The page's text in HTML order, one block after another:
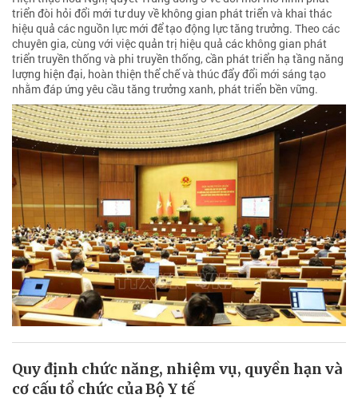
triển đòi hỏi đổi mới tư duy về không gian phát triển và khai thác
hiệu quả các nguồn lực mới để tạo động lực tăng trưởng. Theo các
chuyên gia, cùng với việc quản trị hiệu quả các không gian phát
triển truyền thống và phi truyền thống, cần phát triển hạ tầng năng
lượng hiện đại, hoàn thiện thể chế và thúc đẩy đổi mới sáng tạo
nhằm đáp ứng yêu cầu tăng trưởng xanh, phát triển bền vững.
Quy định chức năng, nhiệm vụ, quyền hạn và
cơ cấu tổ chức của Bộ Y tế